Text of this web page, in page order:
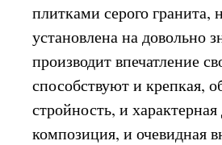
плитками серого гранита,
установлена на довольно
производит впечатление
способствуют и крепкая,
стройность, и
композиция, и очевидная